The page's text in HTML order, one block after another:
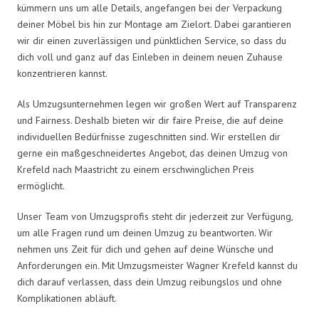
kümmern uns um alle Details, angefangen bei der Verpackung
deiner Möbel bis hin zur Montage am Zielort. Dabei garantieren
wir dir einen zuverlässigen und pünktlichen Service, so dass du
dich voll und ganz auf das Einleben in deinem neuen Zuhause
konzentrieren kannst.
Als Umzugsunternehmen legen wir großen Wert auf Transparenz
und Fairness. Deshalb bieten wir dir faire Preise, die auf deine
individuellen Bedürfnisse zugeschnitten sind. Wir erstellen dir
gerne ein maßgeschneidertes Angebot, das deinen Umzug von
Krefeld nach Maastricht zu einem erschwinglichen Preis
ermöglicht.
Unser Team von Umzugsprofis steht dir jederzeit zur Verfügung,
um alle Fragen rund um deinen Umzug zu beantworten. Wir
nehmen uns Zeit für dich und gehen auf deine Wünsche und
Anforderungen ein. Mit Umzugsmeister Wagner Krefeld kannst du
dich darauf verlassen, dass dein Umzug reibungslos und ohne
Komplikationen abläuft.